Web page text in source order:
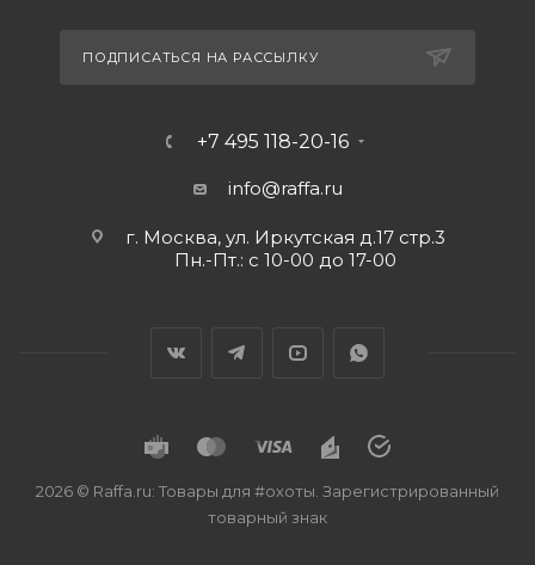
ПОДПИСАТЬСЯ НА РАССЫЛКУ
+7 495 118-20-16
info@raffa.ru
г. Москва, ул. Иркутская д.17 стр.3
Пн.-Пт.: с 10-00 до 17-00
2026 © Raffa.ru: Товары для #охоты. Зарегистрированный
товарный знак